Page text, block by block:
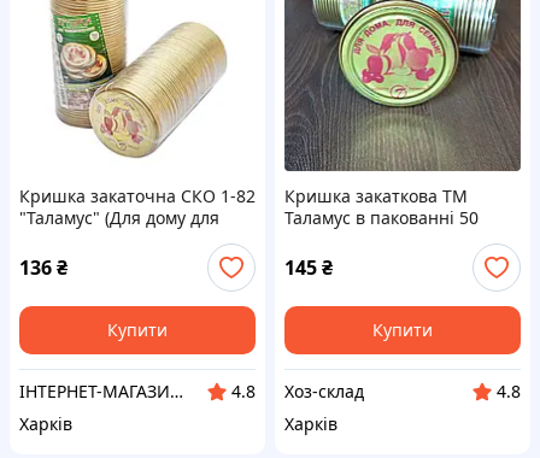
Кришка закаточна СКО 1-82
"Таламус" (Для дому для
сім'ї) Одеса (в упаковці 50
шт)
136₴
Купити
IНТЕРНЕТ-МАГАЗИН "МІЙ ДОМОВИЙ"
4.8
Харків
Кришка закаткова ТМ
Таламус в пакованні 50
145₴
Купити
Хоз-склад
4.8
Харків